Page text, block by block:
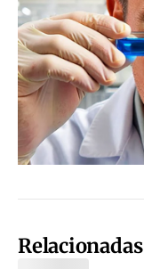
Relacionadas